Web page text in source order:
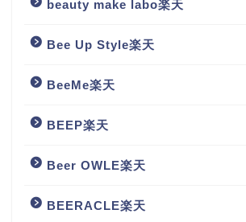
beauty make labo楽天
Bee Up Style楽天
BeeMe楽天
BEEP楽天
Beer OWLE楽天
BEERACLE楽天